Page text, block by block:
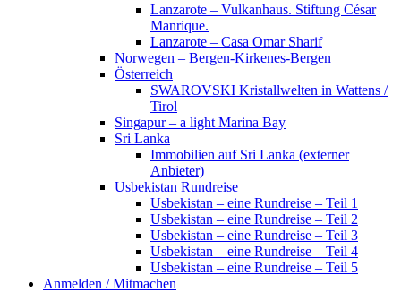
Lanzarote – Vulkanhaus. Stiftung César
Manrique.
Lanzarote – Casa Omar Sharif
Norwegen – Bergen-Kirkenes-Bergen
Österreich
SWAROVSKI Kristallwelten in Wattens /
Tirol
Singapur – a light Marina Bay
Sri Lanka
Immobilien auf Sri Lanka (externer
Anbieter)
Usbekistan Rundreise
Usbekistan – eine Rundreise – Teil 1
Usbekistan – eine Rundreise – Teil 2
Usbekistan – eine Rundreise – Teil 3
Usbekistan – eine Rundreise – Teil 4
Usbekistan – eine Rundreise – Teil 5
Anmelden / Mitmachen